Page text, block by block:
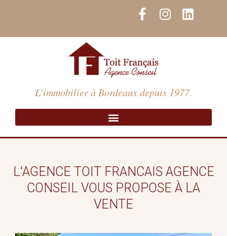
F
a
c
b
o
o
k
-
f
I
n
s
a
m
L
i
n
i
n
L’immobilier à Bordeaux depuis 1977.
L'AGENCE TOIT FRANCAIS AGENCE
CONSEIL VOUS PROPOSE À LA
VENTE